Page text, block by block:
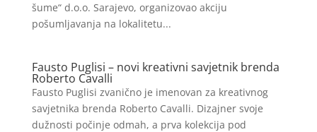
šume“ d.o.o. Sarajevo, organizovao akciju
pošumljavanja na lokalitetu...
Fausto Puglisi – novi kreativni savjetnik brenda
Roberto Cavalli
Fausto Puglisi zvanično je imenovan za kreativnog
savjetnika brenda Roberto Cavalli. Dizajner svoje
dužnosti počinje odmah, a prva kolekcija pod